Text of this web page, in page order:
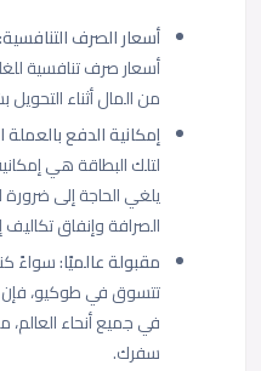
أسعار الصرف التنافسية
أسعار صرف تنافسية
من المال أثناء
إمكانية الدفع بالعملة
لتلك البطاقة هي
يلغي الحاجة إلى
الصرافة وإنفاق
مقبولة عالميًا:سواءً
في جميع أنحاء
سفرك.